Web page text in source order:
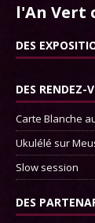
l'An Vert
DES
DES RENDEZ-
Carte Blanche
Ukulélé sur
Slow session
DES